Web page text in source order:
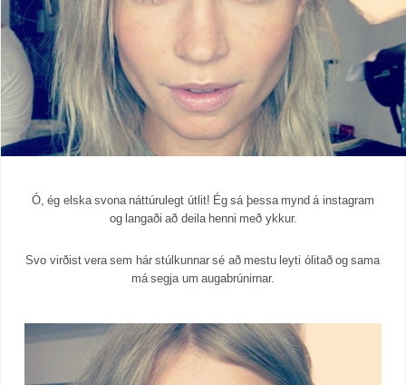
Ó, ég elska svona náttúrulegt útlit! Ég sá þessa mynd á instagram
og langaði að deila henni með ykkur.
Svo virðist vera sem hár stúlkunnar sé að mestu leyti ólitað og sama
má segja um augabrúnirnar.